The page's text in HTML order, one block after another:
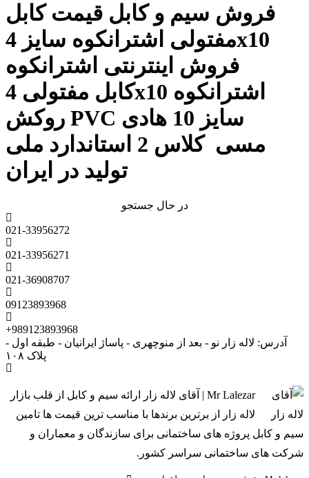
فروش سیم و کابل قیمت کابل
مفتولی اشترانکوه سایز 4x10
فروش اینترنتی اشترانکوه
کابل مفتولی 4x10 اشترانکوه
روکش PVC سایز 10 هادی
مسی کلاس 2 استاندارد ملی
تولید در ایران
در حال جستجو
021-33956272
021-33956271
021-36908707
09123893968
+989123893968
آدرس: لاله زار نو - بعد از منوچهری - پاساژ ایرانیان - طبقه اول -
پلاک ۱۰۸
Mr Lalezar | آقای لاله زار ارائه سیم و کابل از قلب بازار
لاله زار از برترین برندها با مناسب ترین قیمت ها تامین
سیم و کابل پروژه های ساختمانی برای سازندگان و معماران و
شرکت های ساختمانی سراسر کشور.